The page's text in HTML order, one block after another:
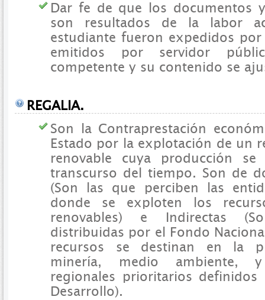
Dar fe de que los documentos
son resultados de la labor
estudiante fueron expedidos
emitidos por servidor
competente y su contenido se
REGALIA.
Son la Contraprestación
Estado por la explotación de un
renovable cuya producción
transcurso del tiempo. Son de
(Son las que perciben las
donde se exploten los
renovables) e Indirectas
distribuidas por el Fondo
recursos se destinan en la
minería, medio ambiente,
regionales prioritarios definidos
Desarrollo).